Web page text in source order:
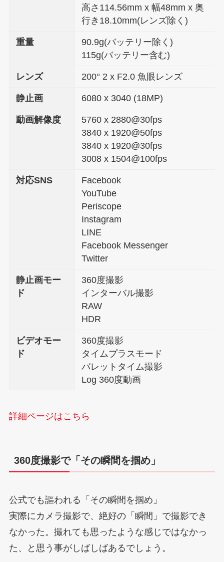
高さ114.56mm x 幅48mm x 奥
行き18.10mm(レンズ除く)
重量
90.9g(バッテリー除く)
115g(バッテリー含む)
レンズ 200° 2 x F2.0 魚眼レンズ
静止画 6080 x 3040 (18MP)
動画解像度
5760 x 2880@30fps
3840 x 1920@50fps
3840 x 1920@30fps
3008 x 1504@100fps
対応SNS
Facebook
YouTube
Periscope
Instagram
LINE
Facebook Messenger
Twitter
静止画モー
ド
360度撮影
インターバル撮影
RAW
HDR
ビデオモー
ド
360度撮影
タイムプラスモード
バレットタイム撮影
Log 360度動画
詳細ページはこちら
360度撮影で「その瞬間を掴め」
公式でも謳われる「その瞬間を掴め」
実際にカメラ撮影で、絶好の「瞬間」で撮影でき
なかった。撮れても思ったような感じではなかっ
た、と思う事がしばしばあるでしょう。